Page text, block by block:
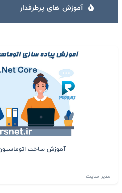
آموزش های پرطرفدار
آموزش ساخت
مدیر سایت